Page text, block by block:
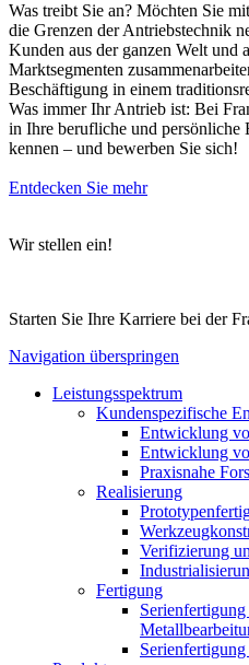
Was treibt Sie an? Möchten Sie
die Grenzen der Antriebstechnik
Kunden aus der ganzen Welt und
Marktsegmenten
Beschäftigung in einem
Was immer Ihr Antrieb ist: Bei
in Ihre berufliche und
kennen – und bewerben Sie sich!
Entdecken Sie mehr
Wir stellen ein!
Starten Sie Ihre Karriere bei der
Navigation überspringen
Leistungsspektrum
Kundenspezifische
Entwicklung
Entwicklung
Praxisnahe
Realisierung
Verifizierung
Fertigung